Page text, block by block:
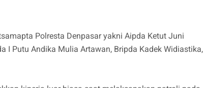
Polresta Denpasar yakni Aipda Ketut Juni
I Putu Andika Mulia Artawan, Bripda Kadek Widiastika,